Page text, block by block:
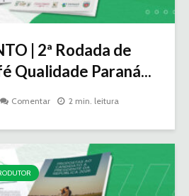
| 2ª Rodada de
Qualidade Paraná...
Comentar 2 min. leitura